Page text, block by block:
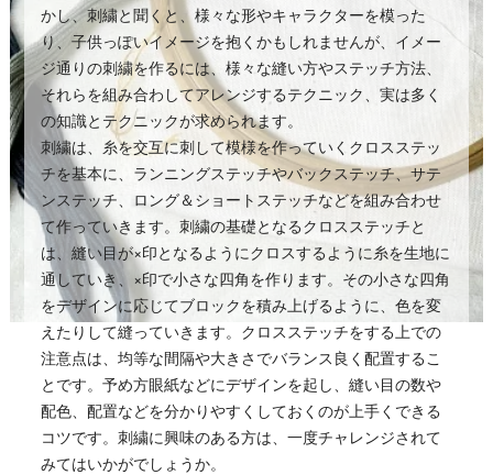
かし、刺繍と聞くと、様々な形やキャラクターを模った
り、子供っぽいイメージを抱くかもしれませんが、イメー
ジ通りの刺繍を作るには、様々な縫い方やステッチ方法、
それらを組み合わしてアレンジするテクニック、実は多く
の知識とテクニックが求められます。
刺繍は、糸を交互に刺して模様を作っていくクロスステッ
チを基本に、ランニングステッチやバックステッチ、サテ
ンステッチ、ロング＆ショートステッチなどを組み合わせ
て作っていきます。刺繍の基礎となるクロスステッチと
は、縫い目が×印となるようにクロスするように糸を生地に
通していき、×印で小さな四角を作ります。その小さな四角
をデザインに応じてブロックを積み上げるように、色を変
えたりして縫っていきます。クロスステッチをする上での
注意点は、均等な間隔や大きさでバランス良く配置するこ
とです。予め方眼紙などにデザインを起し、縫い目の数や
配色、配置などを分かりやすくしておくのが上手くできる
コツです。刺繍に興味のある方は、一度チャレンジされて
みてはいかがでしょうか。